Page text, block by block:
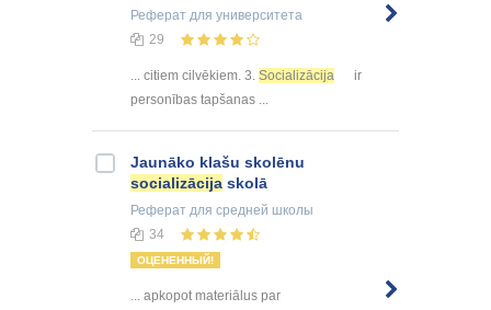
Реферат для университета
29
... citiem cilvēkiem. 3. Socializācija
ir
personības tapšanas ...
Jaunāko klašu skolēnu
socializācija skolā
Реферат для средней школы
34
ОЦЕНЕННЫЙ!
... apkopot materiālus par